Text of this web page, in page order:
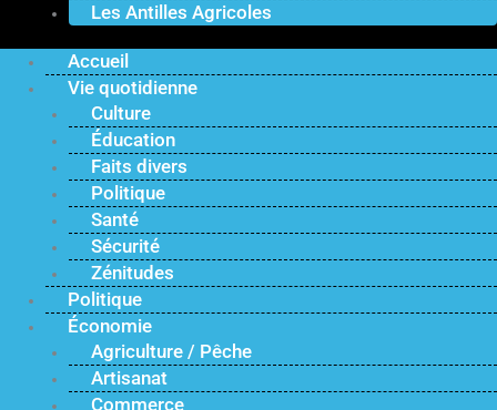
Les Antilles Agricoles
Accueil
Vie quotidienne
Culture
Éducation
Faits divers
Politique
Santé
Sécurité
Zénitudes
Politique
Économie
Agriculture / Pêche
Artisanat
Commerce